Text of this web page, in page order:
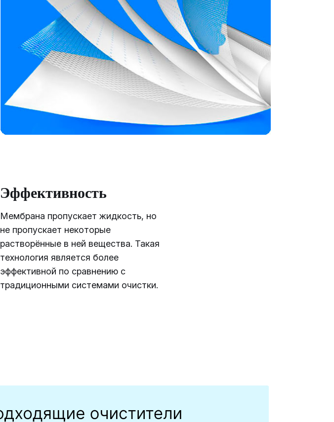
Эффективность
Мембрана пропускает жидкость, но
не пропускает некоторые
растворённые в ней вещества. Такая
технология является более
эффективной по сравнению с
традиционными системами очистки.